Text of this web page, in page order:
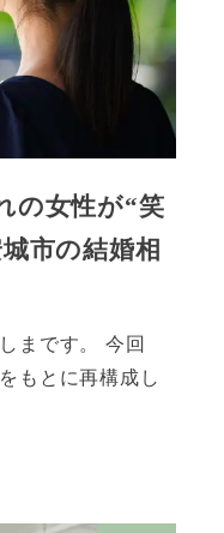
の女性が“笑
市の結婚相
まです。 今回
もとに再構成し